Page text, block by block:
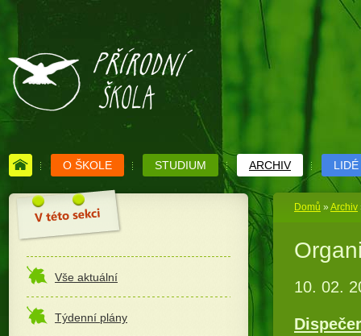
O ŠKOLE STUDIUM ARCHIV LIDÉ
Vše aktuální
Týdenní plány
Domů » Archiv
10. 02.
Dispečer